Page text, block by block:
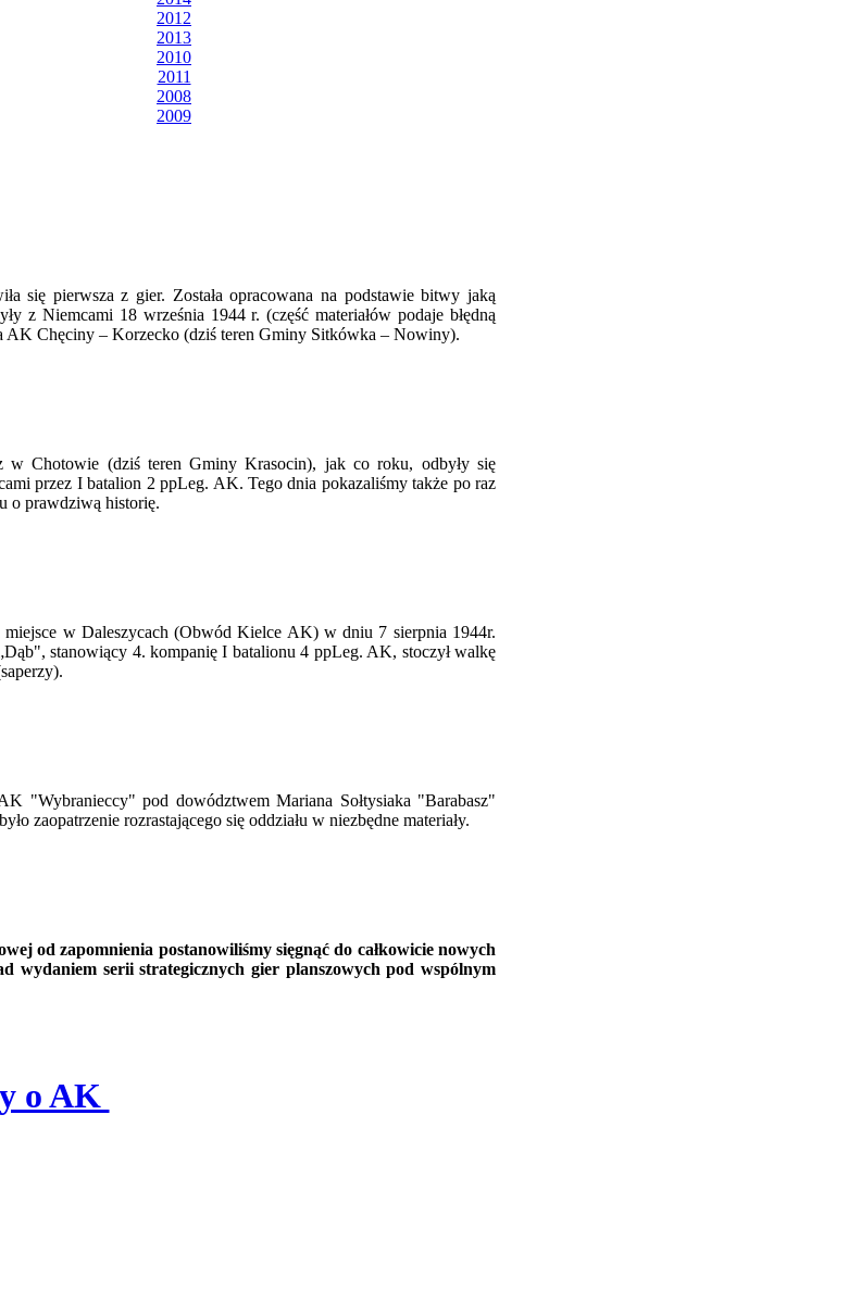
2012
2013
2010
2011
2008
2009
się pierwsza z gier. Została opracowana na podstawie bitwy jaką
z Niemcami 18 września 1944 r. (część materiałów podaje błędną
AK Chęciny – Korzecko (dziś teren Gminy Sitkówka – Nowiny).
Chotowie (dziś teren Gminy Krasocin), jak co roku, odbyły się
przez I batalion 2 ppLeg. AK. Tego dnia pokazaliśmy także po raz
o prawdziwą historię.
w Daleszycach (Obwód Kielce AK) w dniu 7 sierpnia 1944r.
stanowiący 4. kompanię I batalionu 4 ppLeg. AK, stoczył walkę
"Wybranieccy" pod dowództwem Mariana Sołtysiaka "Barabasz"
zaopatrzenie rozrastającego się oddziału w niezbędne materiały.
od zapomnienia postanowiliśmy sięgnąć do całkowicie nowych
wydaniem serii strategicznych gier planszowych pod wspólnym
o AK